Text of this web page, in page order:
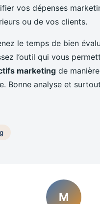
vos dépenses
ou de vos clients.
le temps de bien
l’outil qui vous
marketing de
Bonne analyse et
M